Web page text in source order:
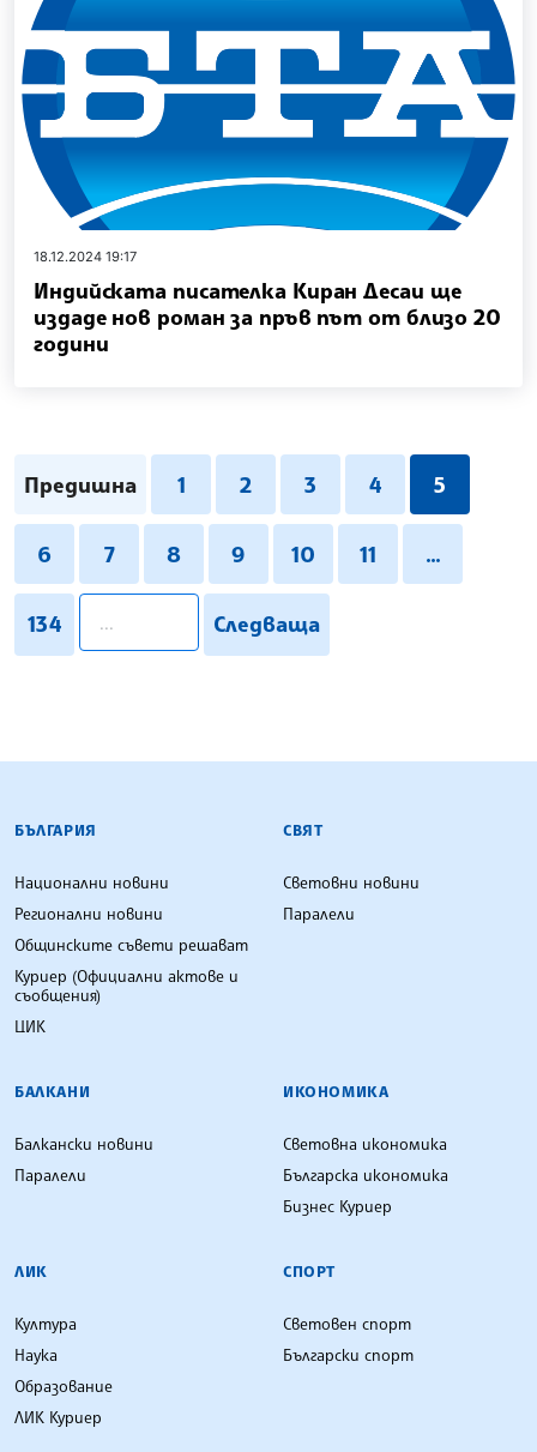
18.12.2024 19:17
Индийската писателка Киран Десаи ще
издаде нов роман за пръв път от близо 20
години
Предишна 1 2 3 4 5
6 7 8 9 10 11 ...
134 Следваща
БЪЛГАРСКА ТЕЛЕГРАФНА АГЕНЦИЯ
БЪЛГАРИЯ
Национални новини
Регионални новини
Общинските съвети решават
Куриер (Официални актове и
съобщения)
ЦИК
СВЯТ
Световни новини
Паралели
БАЛКАНИ
Балкански новини
Паралели
ИКОНОМИКА
Световна икономика
Българска икономика
Бизнес Куриер
ЛИК
Култура
Наука
Образование
ЛИК Куриер
СПОРТ
Световен спорт
Български спорт